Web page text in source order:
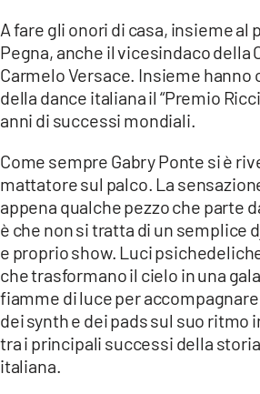
LACITYMAG.IT
ILREGGINO.IT
COSENZACHANNEL.IT
CATANZAROCHANNEL.IT
LACAPITALENEWS.IT
App
ANDROID
APPLE
A fare gli onori di casa, insieme al
Pegna, anche il vicesindaco della
Carmelo Versace. Insieme hanno
della dance italiana il “Premio
anni di successi mondiali.
Come sempre Gabry Ponte si è
mattatore sul palco. La
appena qualche pezzo che parte
è che non si tratta di un semplice
e proprio show. Luci
che trasformano il cielo in una
fiamme di luce per
dei synth e dei pads sul suo ritmo
tra i principali successi della
italiana.